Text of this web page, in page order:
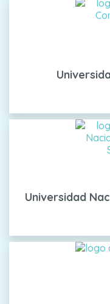
Universidad